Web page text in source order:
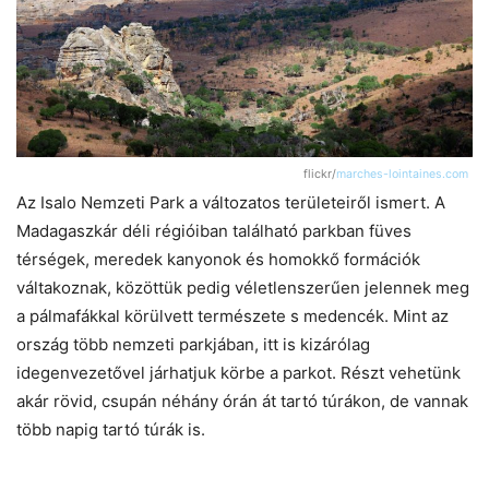
flickr/marches-lointaines.com
Az Isalo Nemzeti Park a változatos területeiről ismert. A
Madagaszkár déli régióiban található parkban füves
térségek, meredek kanyonok és homokkő formációk
váltakoznak, közöttük pedig véletlenszerűen jelennek meg
a pálmafákkal körülvett természete s medencék. Mint az
ország több nemzeti parkjában, itt is kizárólag
idegenvezetővel járhatjuk körbe a parkot. Részt vehetünk
akár rövid, csupán néhány órán át tartó túrákon, de vannak
több napig tartó túrák is.